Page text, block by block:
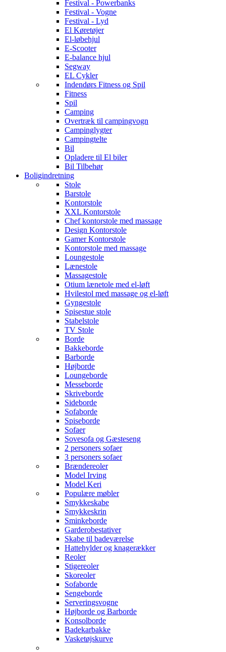
Festival - Powerbanks
Festival - Vogne
Festival - Lyd
El Køretøjer
El-løbehjul
E-Scooter
E-balance hjul
Segway
EL Cykler
Indendørs Fitness og Spil
Fitness
Spil
Camping
Overtræk til campingvogn
Campinglygter
Campingtelte
Bil
Opladere til El biler
Bil Tilbehør
Boligindretning
Stole
Barstole
Kontorstole
XXL Kontorstole
Chef kontorstole med massage
Design Kontorstole
Gamer Kontorstole
Kontorstole med massage
Loungestole
Lænestole
Massagestole
Otium lænetole med el-løft
Hvilestol med massage og el-løft
Gyngestole
Spisestue stole
Stabelstole
TV Stole
Borde
Bakkeborde
Barborde
Højborde
Loungeborde
Messeborde
Skriveborde
Sideborde
Sofaborde
Spiseborde
Sofaer
Sovesofa og Gæsteseng
2 personers sofaer
3 personers sofaer
Brændereoler
Model Irving
Model Keri
Populære møbler
Smykkeskabe
Smykkeskrin
Sminkeborde
Garderobestativer
Skabe til badeværelse
Hattehylder og knagerækker
Reoler
Stigereoler
Skoreoler
Sofaborde
Sengeborde
Serveringsvogne
Højborde og Barborde
Konsolborde
Badekarbakke
Vasketøjskurve